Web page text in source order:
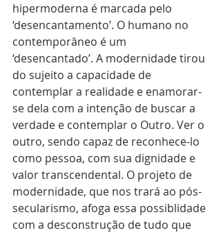
hipermoderna é marcada pelo
‘desencantamento’. O humano no
contemporâneo é um
‘desencantado’. A modernidade tirou
do sujeito a capacidade de
contemplar a realidade e enamorar-
se dela com a intenção de buscar a
verdade e contemplar o Outro. Ver o
outro, sendo capaz de reconhece-lo
como pessoa, com sua dignidade e
valor transcendental. O projeto de
modernidade, que nos trará ao pós-
secularismo, afoga essa possiblidade
com a desconstrução de tudo que